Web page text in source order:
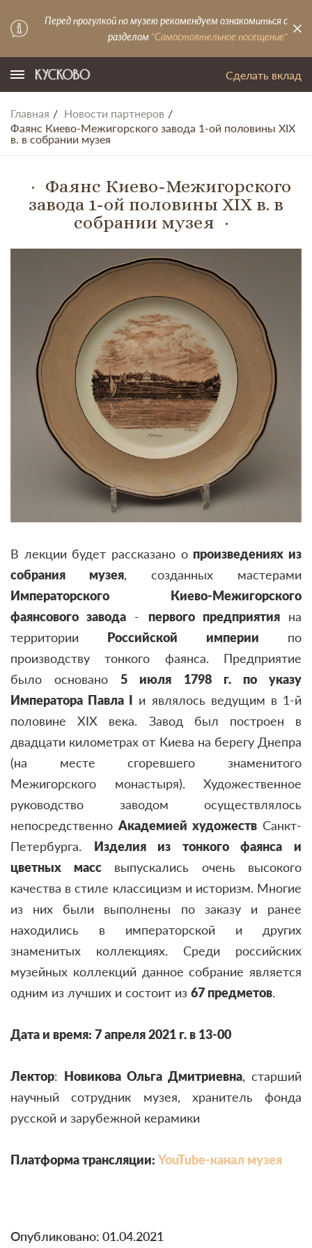
Перед прогулкой по музею рекомендуем ознакомиться с
разделом "Самостоятельное посещение"
Сделать вклад
Главная
Новости партнеров
Фаянс Киево-Межигорского завода 1-ой половины XIX
в. в собрании музея
Фаянс Киево-Межигорского
завода 1-ой половины XIX в. в
собрании музея
В лекции будет рассказано о произведениях из
собрания музея, созданных мастерами
Императорского Киево-Межигорского
фаянсового завода - первого предприятияна
территории Российской империи по
производству тонкого фаянса. Предприятие
было основано5 июля 1798 г. по указу
Императора Павла I и являлось ведущим в 1-й
половине XIX века. Завод был построен в
двадцати километрах от Киева на берегу Днепра
(на месте сгоревшего знаменитого
Межигорского монастыря). Художественное
руководство заводом осуществлялось
непосредственно Академией художеств Санкт-
Петербурга. Изделия из тонкого фаянса и
цветных массвыпускались очень высокого
качества в стиле классицизм и историзм. Многие
из них были выполнены по заказу и ранее
находились в императорской и других
знаменитых коллекциях. Среди российских
музейных коллекций данное собрание является
одним из лучших и состоит из 67 предметов.
Дата и время: 7 апреля 2021 г. в 13-00
Лектор: Новикова Ольга Дмитриевна, старший
научный сотрудник музея, хранитель фонда
русской и зарубежной керамики
Платформа трансляции: YouTube-канал музея
Опубликовано: 01.04.2021